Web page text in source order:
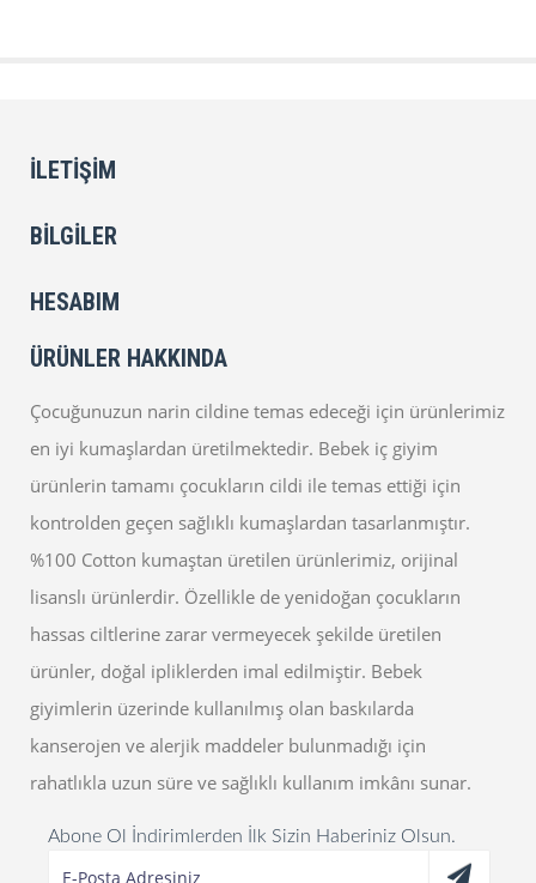
İLETIŞIM
BILGILER
HESABIM
ÜRÜNLER HAKKINDA
Çocuğunuzun narin cildine temas edeceği için ürünlerimiz
en iyi kumaşlardan üretilmektedir. Bebek iç giyim
ürünlerin tamamı çocukların cildi ile temas ettiği için
kontrolden geçen sağlıklı kumaşlardan tasarlanmıştır.
%100 Cotton kumaştan üretilen ürünlerimiz, orijinal
lisanslı ürünlerdir. Özellikle de yenidoğan çocukların
hassas ciltlerine zarar vermeyecek şekilde üretilen
ürünler, doğal ipliklerden imal edilmiştir. Bebek
giyimlerin üzerinde kullanılmış olan baskılarda
kanserojen ve alerjik maddeler bulunmadığı için
rahatlıkla uzun süre ve sağlıklı kullanım imkânı sunar.
Abone Ol İndirimlerden İlk Sizin Haberiniz Olsun.